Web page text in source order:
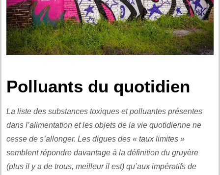
Polluants du quotidien
La liste des substances toxiques et polluantes présentes
dans l’alimentation et les objets de la vie quotidienne ne
cesse de s’allonger. Les digues des « taux limites »
semblent répondre davantage à la définition du gruyère
(plus il y a de trous, meilleur il est) qu’aux impératifs de